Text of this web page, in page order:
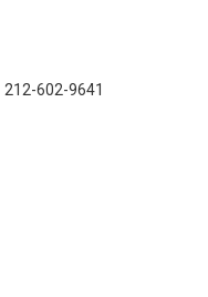
212-602-9641